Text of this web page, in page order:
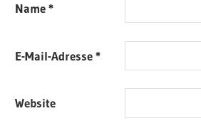
Name*
E-Mail-Adresse*
Website